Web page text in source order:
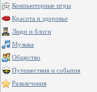
Компьютерные игры
Красота и здоровье
Люди и блоги
Музыка
Общество
Путешествия и события
Развлечения